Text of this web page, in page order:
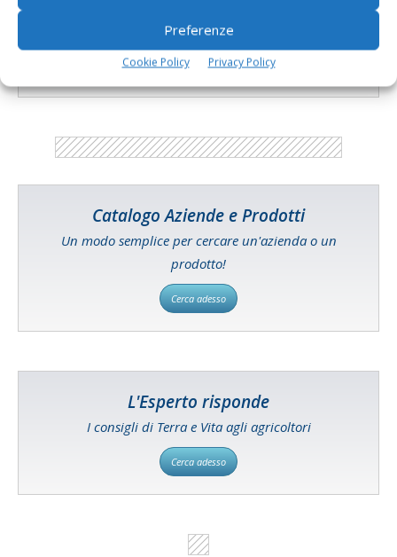
Preferenze
Cookie Policy Privacy Policy
Tecniche, prodotti e servizi dalle aziende
Catalogo Aziende e Prodotti
Un modo semplice per cercare un'azienda o un
prodotto!
Cerca adesso
L'Esperto risponde
I consigli di Terra e Vita agli agricoltori
Cerca adesso